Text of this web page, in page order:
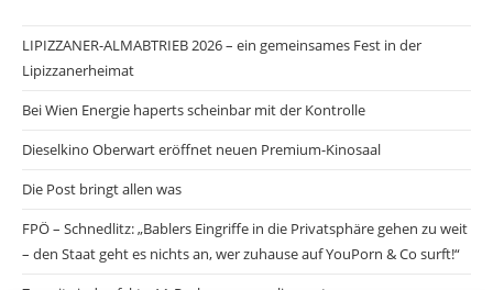
LIPIZZANER-ALMABTRIEB 2026 – ein gemeinsames Fest in der
Lipizzanerheimat
Bei Wien Energie haperts scheinbar mit der Kontrolle
Dieselkino Oberwart eröffnet neuen Premium-Kinosaal
Die Post bringt allen was
FPÖ – Schnedlitz: „Bablers Eingriffe in die Privatsphäre gehen zu weit
– den Staat geht es nichts an, wer zuhause auf YouPorn & Co surft!“